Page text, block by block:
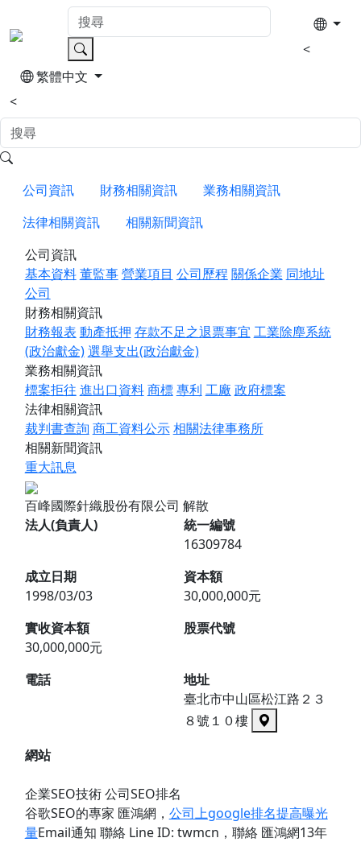
<
繁體中文
<
公司資訊 財務相關資訊
業務相關資訊
法律相關資訊
相關新聞資訊
公司資訊
基本資料董監事營業項目 公司歷程 關係企業 同地址
公司
財務相關資訊
財務報表 動產抵押 存款不足之退票事宜 工業除塵系統
(政治獻金)選舉支出(政治獻金)
業務相關資訊
標案拒往 進出口資料商標專利 工廠 政府標案
法律相關資訊
裁判書查詢 商工資料公示相關法律事務所
相關新聞資訊
重大訊息
百峰國際針織股份有限公司 解散
法人(負責人)
統一編號
16309784
成立日期
1998/03/03
資本額
30,000,000元
實收資本額
30,000,000元
股票代號
電話
地址
臺北市中山區松江路２３
８號１０樓
網站
企業SEO技術 公司SEO排名
谷歌SEO的專家 匯鴻網 ， 公司上google排名提高曝光
量Email通知 聯絡 Line ID: twmcn ，聯絡 匯鴻網13年